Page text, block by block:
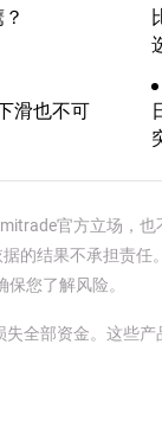
滑也不可
官方立场，
的结果不承担责
您了解风险。
全部资金。这些产